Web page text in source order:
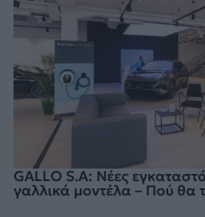
GALLO S.A: Νέες
γαλλικά μοντέλα – Πού θα